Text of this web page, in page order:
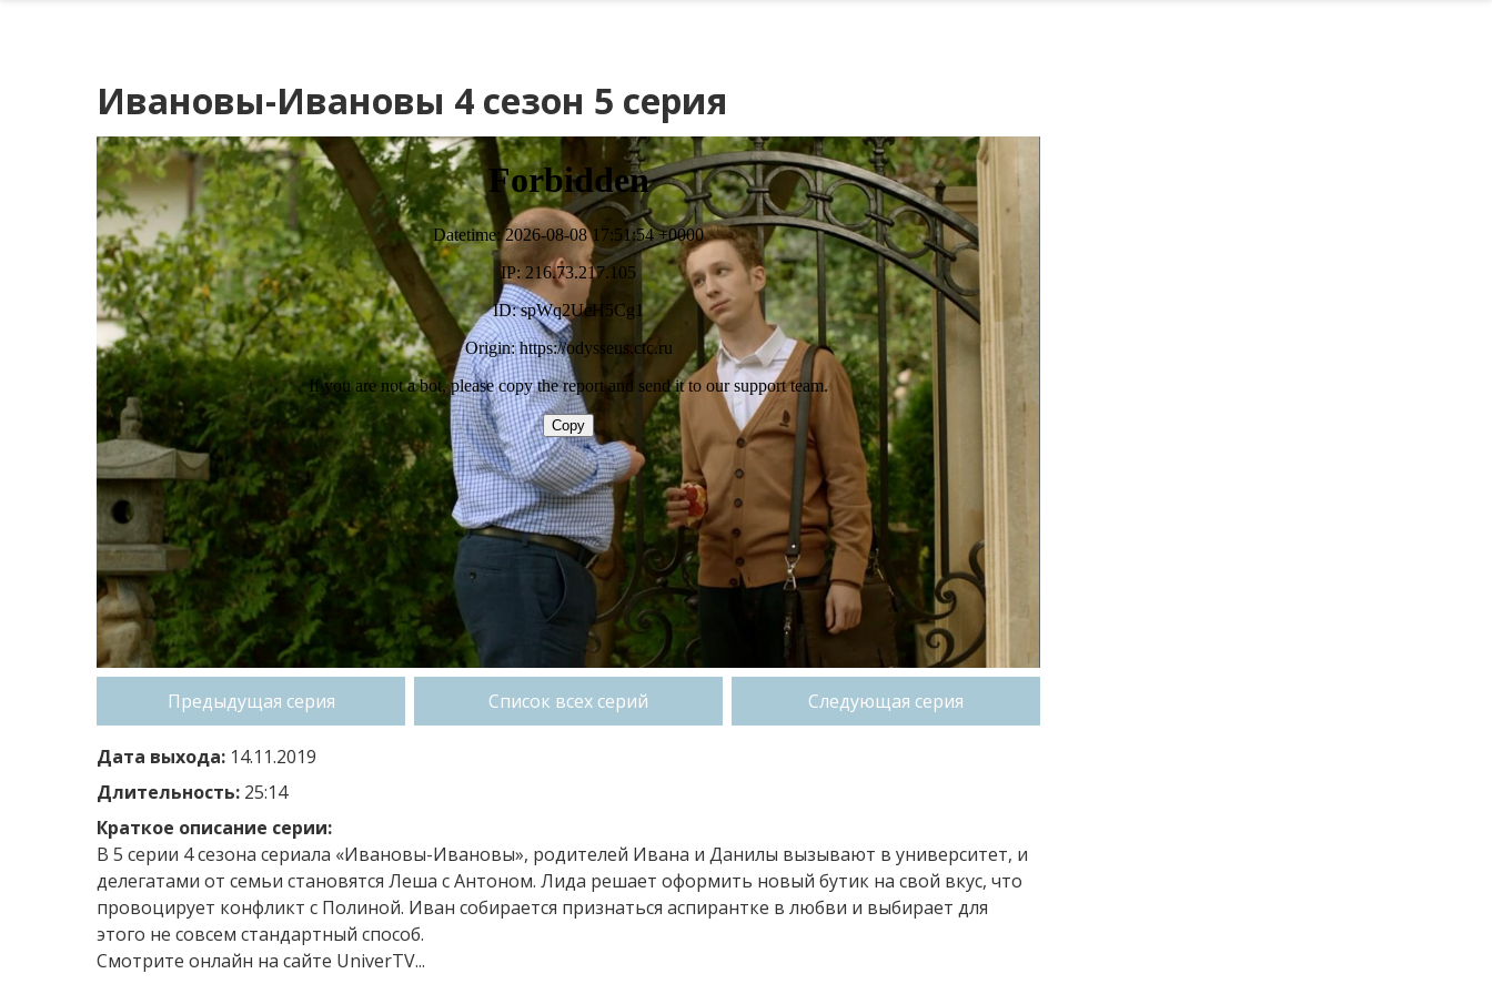
Ивановы-Ивановы 4 сезон 5 серия
Предыдущая серия Список всех серий Следующая серия
Дата выхода: 14.11.2019
Длительность: 25:14
Краткое описание серии:
В 5 серии 4 сезона сериала «Ивановы-Ивановы», родителей Ивана и Данилы вызывают в университет, и
делегатами от семьи становятся Леша с Антоном. Лида решает оформить новый бутик на свой вкус, что
провоцирует конфликт с Полиной. Иван собирается признаться аспирантке в любви и выбирает для
этого не совсем стандартный способ.
Смотрите онлайн на сайте UniverTV...